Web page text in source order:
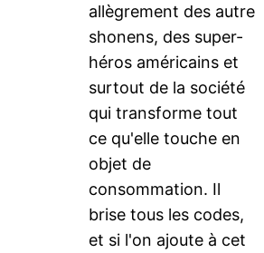
allègrement des autre
shonens, des super-
héros américains et
surtout de la société
qui transforme tout
ce qu'elle touche en
objet de
consommation. Il
brise tous les codes,
et si l'on ajoute à cet